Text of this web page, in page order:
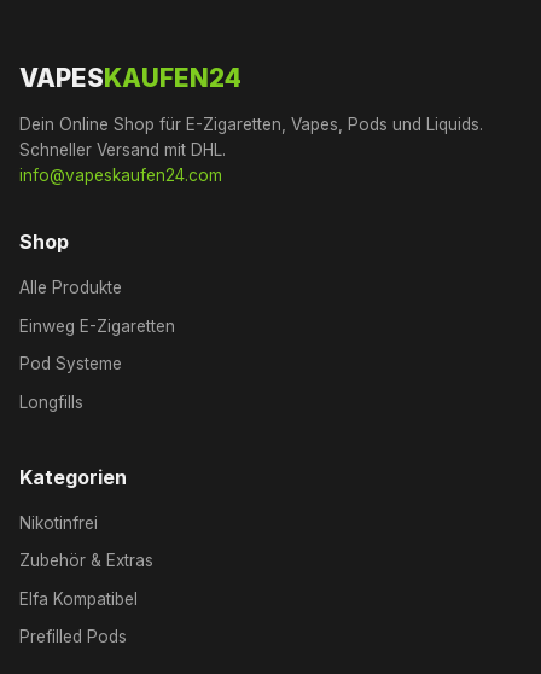
VAPES KAUFEN24
Dein Online Shop für E-Zigaretten, Vapes, Pods und Liquids.
Schneller Versand mit DHL.
info@vapeskaufen24.com
Shop
Alle Produkte
Einweg E-Zigaretten
Pod Systeme
Longfills
Kategorien
Nikotinfrei
Zubehör & Extras
Elfa Kompatibel
Prefilled Pods